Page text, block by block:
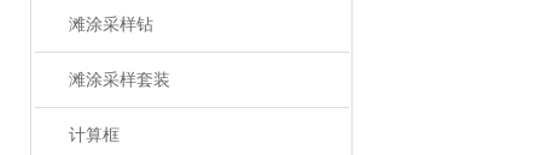
滩涂采样钻
滩涂采样套装
计算框